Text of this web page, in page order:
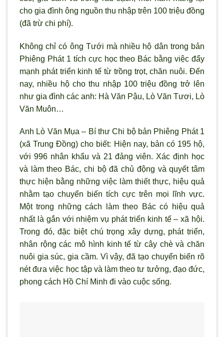
cho gia đình ông nguồn thu nhập trên 100 triệu đồng
(đã trừ chi phí).
Không chỉ có ông Tưới mà nhiều hộ dân trong bản
Phiêng Phát 1 tích cực học theo Bác bằng việc đẩy
mạnh phát triển kinh tế từ trồng trọt, chăn nuôi. Đến
nay, nhiều hộ cho thu nhập 100 triệu đồng trở lên
như gia đình các anh: Hà Văn Pậu, Lò Văn Tươi, Lò
Văn Muôn…
Anh Lò Văn Mụa – Bí thư Chi bộ bản Phiêng Phát 1
(xã Trung Đồng) cho biết: Hiện nay, bản có 195 hộ,
với 996 nhân khẩu và 21 đảng viên. Xác định học
và làm theo Bác, chi bộ đã chủ động và quyết tâm
thực hiện bằng những việc làm thiết thực, hiệu quả
nhằm tạo chuyển biến tích cực trên mọi lĩnh vực.
Một trong những cách làm theo Bác có hiệu quả
nhất là gắn với nhiệm vụ phát triển kinh tế – xã hội.
Trong đó, đặc biệt chú trọng xây dựng, phát triển,
nhân rộng các mô hình kinh tế từ cây chè và chăn
nuôi gia súc, gia cầm. Vì vậy, đã tạo chuyển biến rõ
nét đưa việc học tập và làm theo tư tưởng, đạo đức,
phong cách Hồ Chí Minh đi vào cuộc sống.